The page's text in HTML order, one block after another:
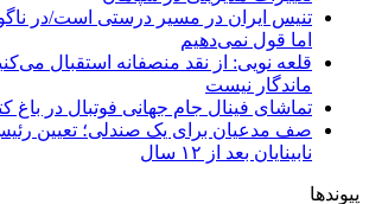
تنیس ایران در مسیر درستی است/در
اما قول نمی‌دهیم
قلعه نویی: از نقد منصفانه استقبال
ماندگار نیست
تماشای فینال جام جهانی فوتبال در باغ
صف مدعیان برای یک صندلی؛ تعیین
نابینایان بعد از ۱۲ سال
پیوندها